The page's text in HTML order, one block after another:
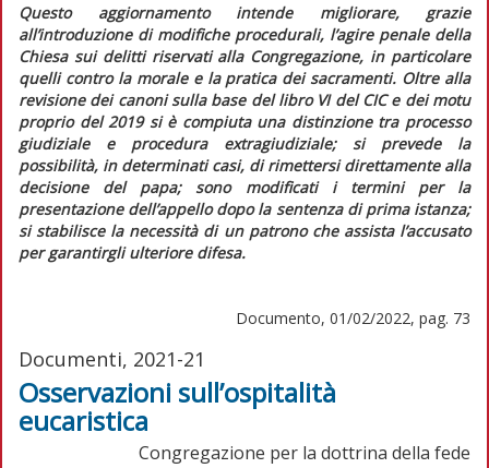
Questo aggiornamento intende migliorare, grazie
all’introduzione di modifiche procedurali, l’agire penale della
Chiesa sui delitti riservati alla Congregazione, in particolare
quelli contro la morale e la pratica dei sacramenti. Oltre alla
revisione dei canoni sulla base del libro VI del CICe dei motu
proprio del 2019 si è compiuta una distinzione tra processo
giudiziale e procedura extragiudiziale; si prevede la
possibilità, in determinati casi, di rimettersi direttamente alla
decisione del papa; sono modificati i termini per la
presentazione dell’appello dopo la sentenza di prima istanza;
si stabilisce la necessità di un patrono che assista l’accusato
per garantirgli ulteriore difesa.
Documento, 01/02/2022, pag. 73
Documenti, 2021-21
Osservazioni sull’ospitalità
eucaristica
Congregazione per la dottrina della fede